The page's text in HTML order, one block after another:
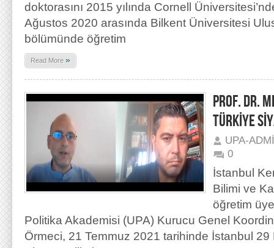
doktorasını 2015 yılında Cornell
Ağustos 2020 arasında Bilkent Üniversitesi
bölümünde öğretim
Read More »
PROF. DR.
TÜRKİYE
UPA-
0
İstanbul
Bilimi ve
öğretim
Politika Akademisi (UPA) Kurucu Genel
Örmeci, 21 Temmuz 2021 tarihinde İstanbul 29